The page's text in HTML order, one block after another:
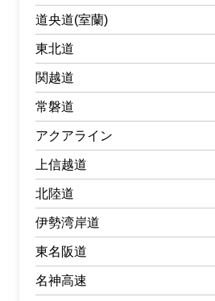
道央道(室蘭)
東北道
関越道
常磐道
アクアライン
上信越道
北陸道
伊勢湾岸道
東名阪道
名神高速